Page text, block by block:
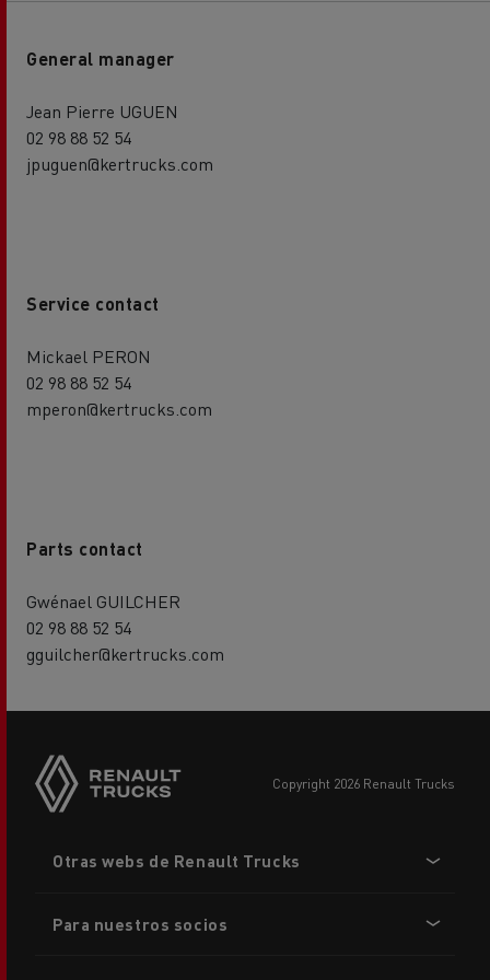
General manager
Jean Pierre UGUEN
02 98 88 52 54
jpuguen@kertrucks.com
Service contact
Mickael PERON
02 98 88 52 54
mperon@kertrucks.com
Parts contact
Gwénael GUILCHER
02 98 88 52 54
gguilcher@kertrucks.com
copyright 2026 Renault Trucks
menu
Otras webs de Renault Trucks
Para nuestros socios